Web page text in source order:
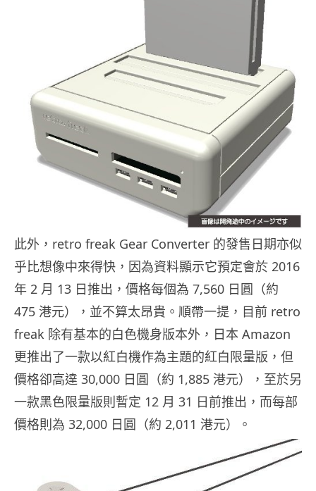
此外，retro freak Gear Converter 的發售日期亦似
乎比想像中來得快，因為資料顯示它預定會於 2016
年 2 月 13 日推出，價格每個為 7,560 日圓（約
475 港元），並不算太昂貴。順帶一提，目前 retro
freak 除有基本的白色機身版本外，日本 Amazon
更推出了一款以紅白機作為主題的紅白限量版，但
價格卻高達 30,000 日圓（約 1,885 港元），至於另
一款黑色限量版則暫定 12 月 31 日前推出，而每部
價格則為 32,000 日圓（約 2,011 港元）。